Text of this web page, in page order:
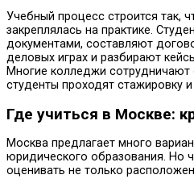
Учебный процесс строится так,
закреплялась на практике.
документами, составляют
деловых играх и разбирают
Многие колледжи сотрудничают
студенты проходят стажировку
Где учиться в Москве:
Москва предлагает много
юридического образования. Но
оценивать не только